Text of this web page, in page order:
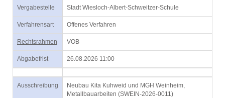
Vergabestelle Stadt Wiesloch-Albert-Schweitzer-Schule
Verfahrensart Offenes Verfahren
Rechtsrahmen VOB
Abgabefrist 26.08.2026 11:00
Ausschreibung
Neubau Kita Kuhweid und MGH Weinheim,
Metallbauarbeiten (SWEIN-2026-0011)